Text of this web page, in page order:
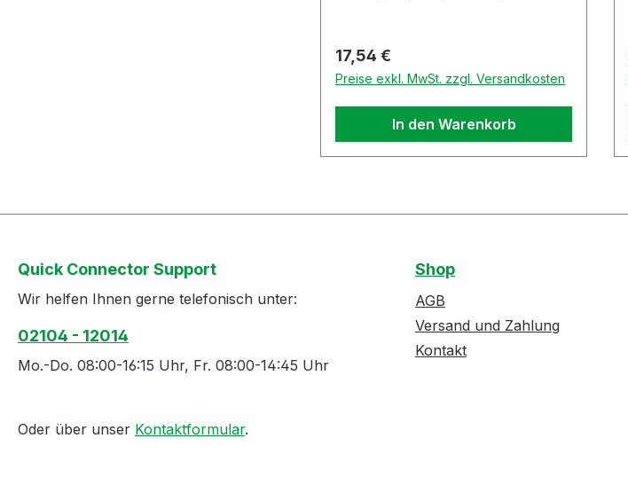
Regulärer Preis:
17,54 €
Preise exkl. MwSt. zzgl. Versandkosten
In den Warenkorb
Quick Connector Support
Wir helfen Ihnen gerne telefonisch unter:
02104 - 12014
Mo.-Do. 08:00-16:15 Uhr, Fr. 08:00-14:45 Uhr
Oder über unser Kontaktformular.
Shop
AGB
Versand und Zahlung
Kontakt